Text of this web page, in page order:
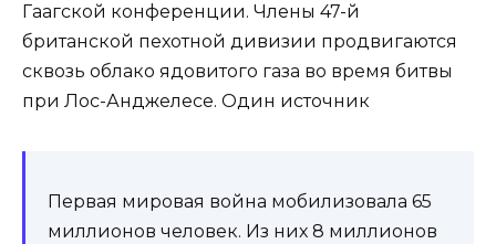
Гаагской конференции. Члены 47-й
британской пехотной дивизии продвигаются
сквозь облако ядовитого газа во время битвы
при Лос-Анджелесе. Один источник
Первая мировая война мобилизовала 65
миллионов человек. Из них 8 миллионов